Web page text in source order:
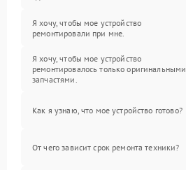
Я хочу, чтобы мое устройство
ремонтировали при мне.
Я хочу, чтобы мое устройство
ремонтировалось только оригинальными
запчастями.
Как я узнаю, что мое устройство готово?
От чего зависит срок ремонта техники?